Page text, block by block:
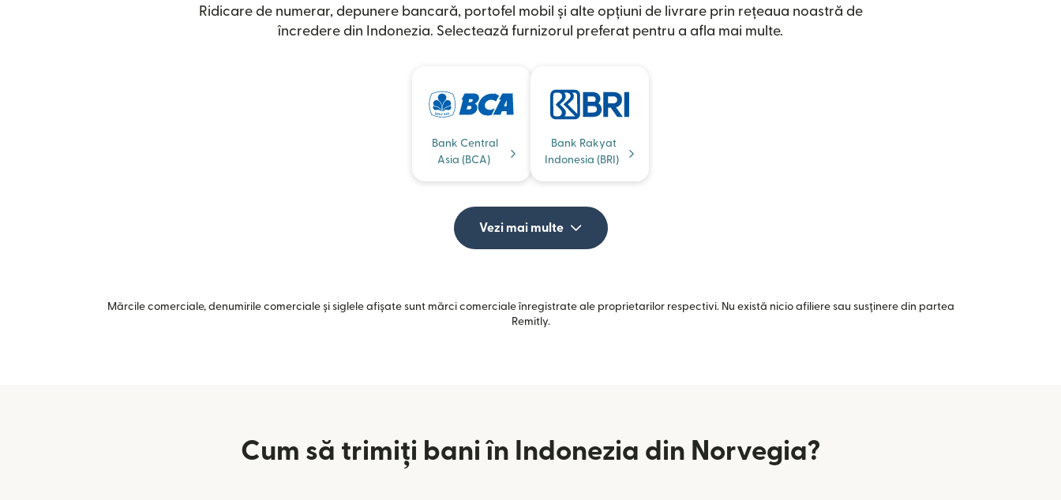
Ridicare de numerar, depunere bancară, portofel mobil și alte opțiuni de livrare prin rețeaua noastră de
încredere din Indonezia. Selectează furnizorul preferat pentru a afla mai multe.
Bank Central
Asia (BCA)
Bank Rakyat
Indonesia (BRI)
Vezi mai multe
Mărcile comerciale, denumirile comerciale și siglele afișate sunt mărci comerciale înregistrate ale proprietarilor respectivi. Nu există nicio afiliere sau susținere din partea
Remitly.
Cum să trimiți bani în Indonezia din Norvegia?